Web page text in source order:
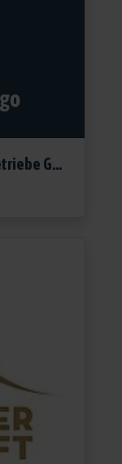
Amstettner Veranstaltungsbetriebe Ges.m.b.H.